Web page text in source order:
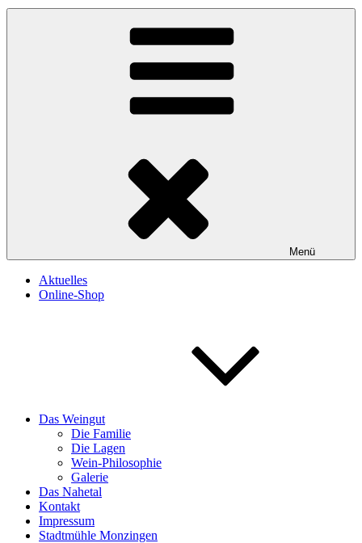
Menü
Aktuelles
Online-Shop
Das Weingut
Die Familie
Die Lagen
Wein-Philosophie
Galerie
Das Nahetal
Kontakt
Impressum
Stadtmühle Monzingen